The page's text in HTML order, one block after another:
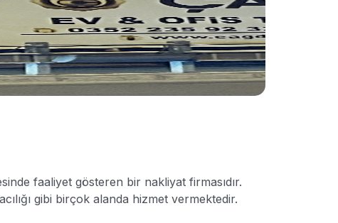
faaliyet gösteren bir nakliyat firmasıdır.
gibi birçok alanda hizmet vermektedir.